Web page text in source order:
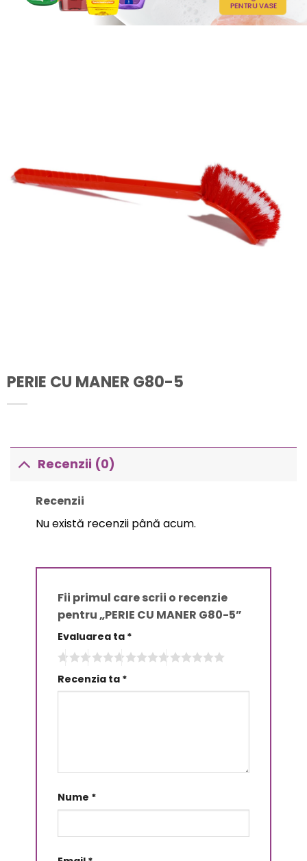
PERIE CU MANER G80-5
Recenzii (0)
Recenzii
Nu există recenzii până acum.
Fii primul care scrii o recenzie
pentru „PERIE CU MANER G80-5”
Evaluarea ta *
Recenzia ta *
Nume *